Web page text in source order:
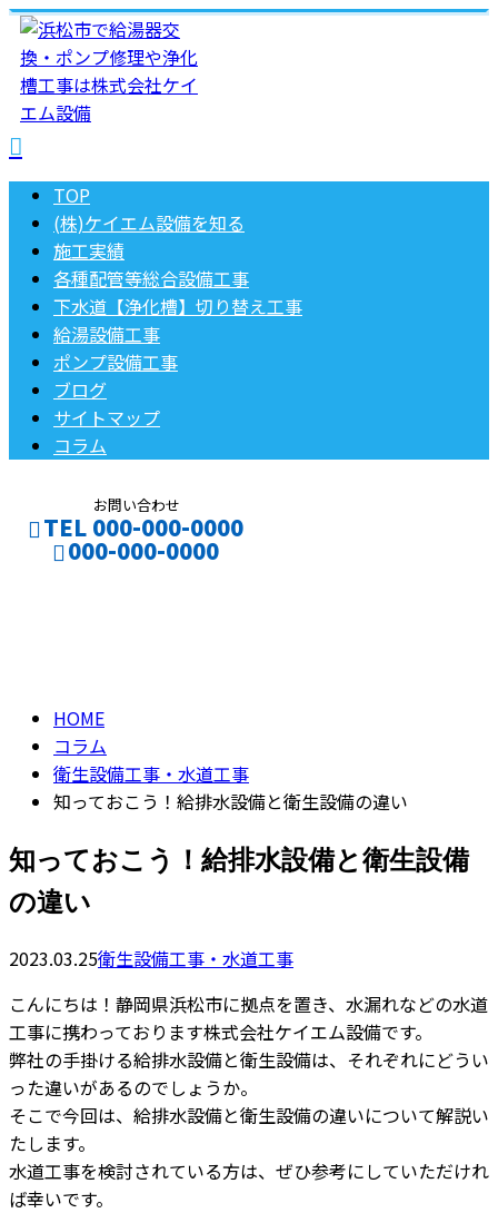
TOP
(株)ケイエム設備を知る
施工実績
各種配管等総合設備工事
下水道【浄化槽】切り替え工事
給湯設備工事
ポンプ設備工事
ブログ
サイトマップ
コラム
お問い合わせ
TEL 000-000-0000
000-000-0000
HOME
コラム
衛生設備工事・水道工事
知っておこう！給排水設備と衛生設備の違い
知っておこう！給排水設備と衛生設備
の違い
2023.03.25衛生設備工事・水道工事
こんにちは！静岡県浜松市に拠点を置き、水漏れなどの水道
工事に携わっております株式会社ケイエム設備です。
弊社の手掛ける給排水設備と衛生設備は、それぞれにどうい
った違いがあるのでしょうか。
そこで今回は、給排水設備と衛生設備の違いについて解説い
たします。
水道工事を検討されている方は、ぜひ参考にしていただけれ
ば幸いです。